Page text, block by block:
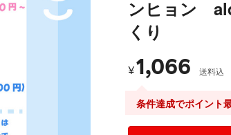
ンヒョン
くり
¥1,066 送料込
条件達成でポイント